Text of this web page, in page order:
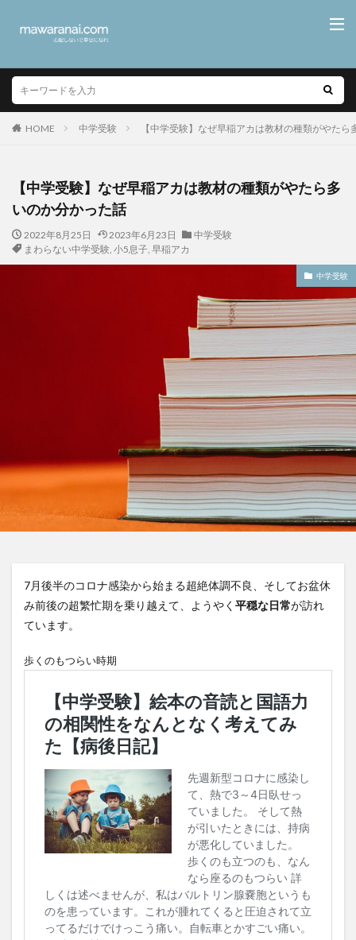
HOME 中学受験 【中学受験】なぜ早稲アカは教材の種類がやたら
【中学受験】なぜ早稲アカは教材の種類がやたら多
いのか分かった話
2022年8月25日 2023年6月23日
中学受験
まわらない中学受験, 小5息子, 早稲アカ
中学受験
7月後半のコロナ感染から始まる超絶体調不良、そしてお盆休
み前後の超繁忙期を乗り越えて、ようやく 平穏な日常が訪れ
ています。
歩くのもつらい時期